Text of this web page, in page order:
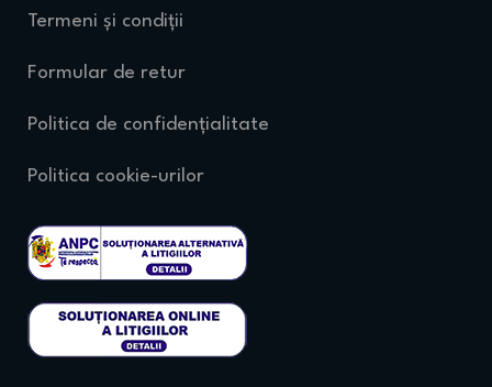
Termeni și condiții
Formular de retur
Politica de confidențialitate
Politica cookie-urilor